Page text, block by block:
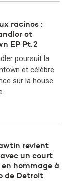
racines :
et
EP Pt. 2
poursuit la
et célèbre
sur la house
revient
un court
hommage à
de Detroit